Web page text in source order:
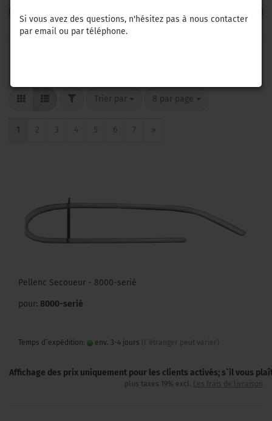
Si vous avez des questions, n'hésitez pas à nous contacter
par email ou par téléphone.
FILTERTrier par
Trier par 8 par page
par page
1 2 3 4 5 6 7 »
Pellenc Secoueur - 8000-serié
pour: 8000-serié
Temps d`expédition: env. 3-4 jours (l`étranger peut varier)
Affichage des prix uniquement pour les clients activés; s`il vous
plus taxes 19% excl. Les frais de livraison